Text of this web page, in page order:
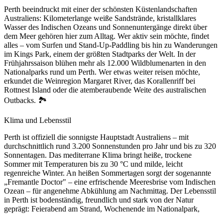
Perth beeindruckt mit einer der schönsten Küstenlandschaften
Australiens: Kilometerlange weiße Sandstrände, kristallklares
Wasser des Indischen Ozeans und Sonnenuntergänge direkt über
dem Meer gehören hier zum Alltag. Wer aktiv sein möchte, findet
alles – vom Surfen und Stand-Up-Paddling bis hin zu Wanderungen
im Kings Park, einem der größten Stadtparks der Welt. In der
Frühjahrssaison blühen mehr als 12.000 Wildblumenarten in den
Nationalparks rund um Perth. Wer etwas weiter reisen möchte,
erkundet die Weinregion Margaret River, das Korallenriff bei
Rottnest Island oder die atemberaubende Weite des australischen
Outbacks. 🏞️
Klima und Lebensstil
Perth ist offiziell die sonnigste Hauptstadt Australiens – mit
durchschnittlich rund 3.200 Sonnenstunden pro Jahr und bis zu 320
Sonnentagen. Das mediterrane Klima bringt heiße, trockene
Sommer mit Temperaturen bis zu 30 °C und milde, leicht
regenreiche Winter. An heißen Sommertagen sorgt der sogenannte
„Fremantle Doctor" – eine erfrischende Meeresbrise vom Indischen
Ozean – für angenehme Abkühlung am Nachmittag. Der Lebensstil
in Perth ist bodenständig, freundlich und stark von der Natur
geprägt: Feierabend am Strand, Wochenende im Nationalpark,